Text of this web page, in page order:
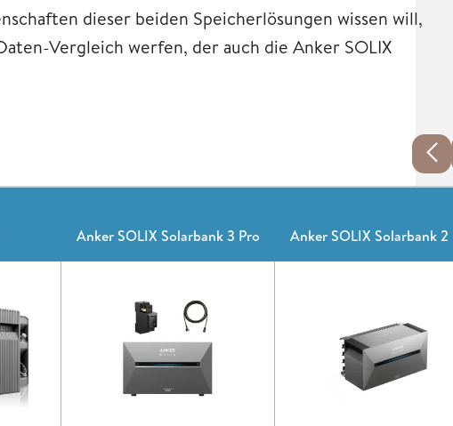
dieser beiden Speicherlösungen wissen will,
Vergleich werfen, der auch die Anker SOLIX
Anker SOLIX Solarbank 3 Pro Anker SOLIX Solarbank 2